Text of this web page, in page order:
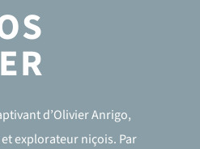
d’Olivier Anrigo,
explorateur niçois. Par